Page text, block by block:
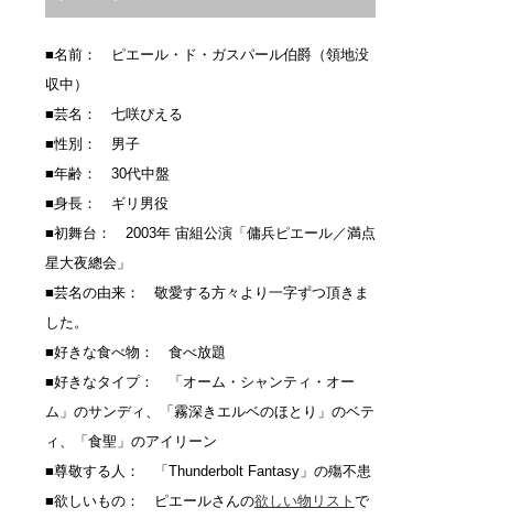
■名前： ピエール・ド・ガスパール伯爵（領地没
収中）
■芸名： 七咲ぴえる
■性別： 男子
■年齢： 30代中盤
■身長： ギリ男役
■初舞台： 2003年 宙組公演「傭兵ピエール／満点
星大夜總会」
■芸名の由来： 敬愛する方々より一字ずつ頂きま
した。
■好きな食べ物： 食べ放題
■好きなタイプ： 「オーム・シャンティ・オー
ム」のサンディ、「霧深きエルベのほとり」のベテ
ィ、「食聖」のアイリーン
■尊敬する人： 「Thunderbolt Fantasy」の殤不患
■欲しいもの： ピエールさんの欲しい物リスト で